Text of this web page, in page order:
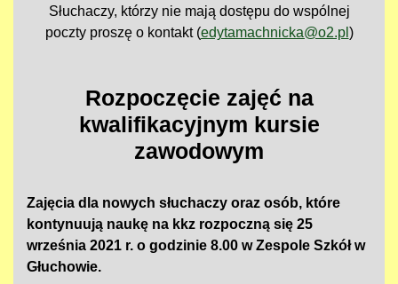
Słuchaczy, którzy nie mają dostępu do wspólnej
poczty proszę o kontakt (edytamachnicka@o2.pl )
Rozpoczęcie zajęć na
kwalifikacyjnym kursie
zawodowym
Zajęcia dla nowych słuchaczy oraz osób, które
kontynuują naukę na kkz rozpoczną się 25
września 2021 r. o godzinie 8.00 w Zespole Szkół w
Głuchowie.